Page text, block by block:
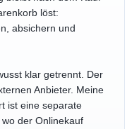
löst:
absichern und
klar getrennt. Der
Anbieter. Meine
ist eine separate
der Onlinekauf